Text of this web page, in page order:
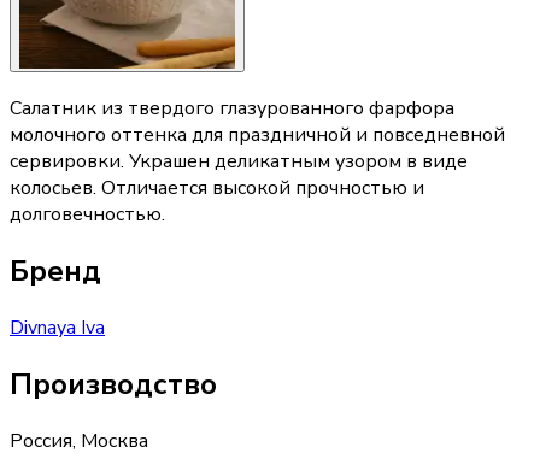
Салатник из твердого глазурованного фарфора
молочного оттенка для праздничной и повседневной
сервировки. Украшен деликатным узором в виде
колосьев. Отличается высокой прочностью и
долговечностью.
Бренд
Divnaya Iva
Производство
Россия, Москва